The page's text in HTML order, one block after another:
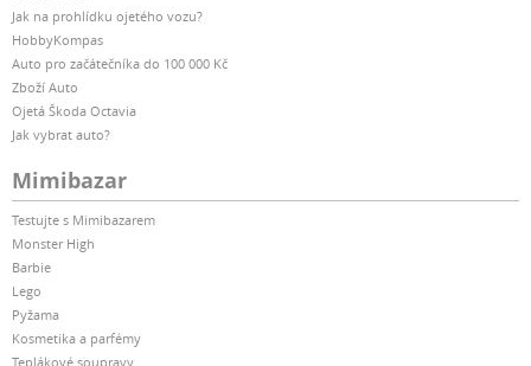
Jak na prohlídku ojetého vozu?
HobbyKompas
Auto pro začátečníka do 100 000 Kč
Zboží Auto
Ojetá Škoda Octavia
Jak vybrat auto?
Mimibazar
Testujte s Mimibazarem
Monster High
Barbie
Lego
Pyžama
Kosmetika a parfémy
Teplákové soupravy